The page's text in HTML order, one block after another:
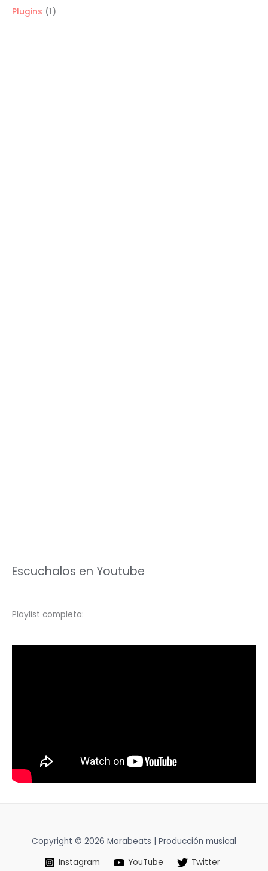
Plugins 11
Escuchalos en Youtube
Playlist completa:
Copyright © 2026 Morabeats | Producción musical
Instagram
YouTube Twitter